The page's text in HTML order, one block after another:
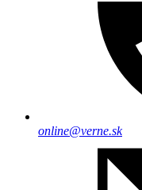
online@verne.sk